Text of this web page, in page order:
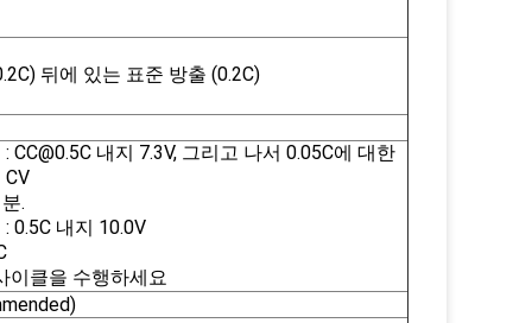
뒤에 있는 표준 방출 (0.2C)
CC@0.5C 내지 7.3V, 그리고 나서 0.05C에 대한
.
0.5C 내지 10.0V
이클을 수행하세요